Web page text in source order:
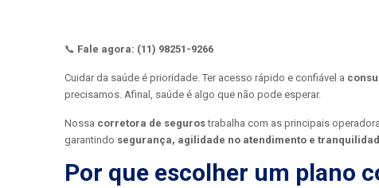
📞 Fale agora: (11) 98251-9266
Cuidar da saúde é prioridade. Ter acesso rápido e confiável a
precisamos. Afinal, saúde é algo que não pode esperar.
Nossa corretora de segurostrabalha com as principais
garantindo segurança, agilidade no atendimento e
Por que escolher um plano